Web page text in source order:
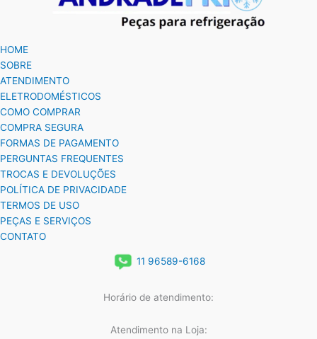
HOME
SOBRE
ATENDIMENTO
ELETRODOMÉSTICOS
COMO COMPRAR
COMPRA SEGURA
FORMAS DE PAGAMENTO
PERGUNTAS FREQUENTES
TROCAS E DEVOLUÇÕES
POLÍTICA DE PRIVACIDADE
TERMOS DE USO
PEÇAS E SERVIÇOS
CONTATO
11 96589-6168
Horário de atendimento:
Atendimento na Loja: